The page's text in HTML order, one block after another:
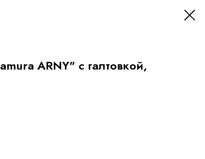
ARNY" с галтовкой,